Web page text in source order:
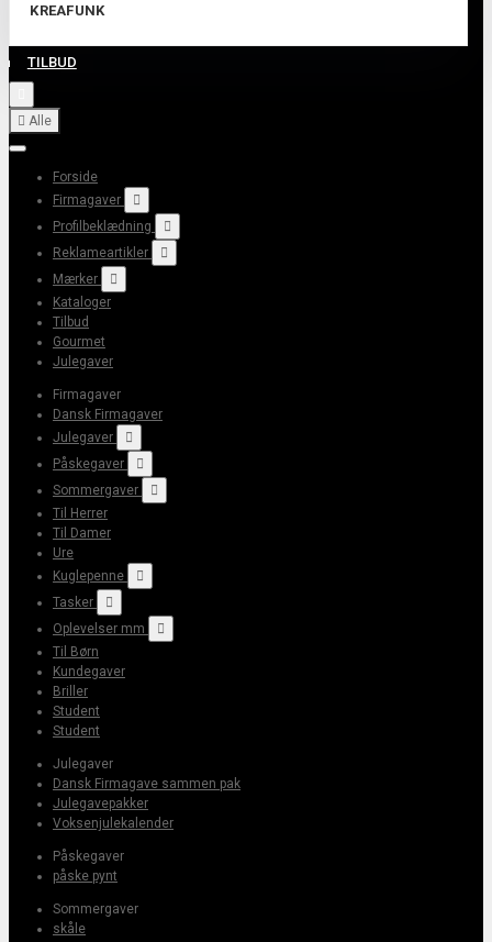
KREAFUNK
TILBUD
 Alle
Forside
Firmagaver

Profilbeklædning

Reklameartikler

Mærker

Kataloger
Tilbud
Gourmet
Julegaver
Firmagaver
Dansk Firmagaver
Julegaver

Påskegaver

Sommergaver

Til Herrer
Til Damer
Ure
Kuglepenne

Tasker

Oplevelser mm

Til Børn
Kundegaver
Briller
Student
Student
Julegaver
Dansk Firmagave sammen pak
Julegavepakker
Voksenjulekalender
Påskegaver
påske pynt
Sommergaver
skåle